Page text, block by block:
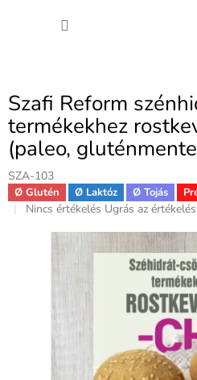
Szafi Reform
termékekhez
(paleo,
SZA-103
Ø Glutén Ø Laktóz Ø Tojás
A
csillag.
Nincs értékelés Ugrás az